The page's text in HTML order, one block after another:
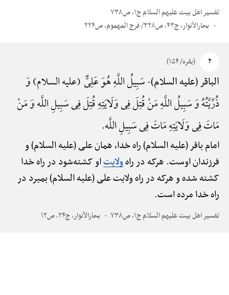
تفسیر اهل بیت علیهم السلام ج۱، ص۷۳۸
بحارالأنوار، ج۴۳، ص۳۲۸/ فرج المهموم، ص۲۲۴
۲ (بقره/ ۱۵۴)
الباقر (علیه السلام)-سَبِیلُ اللَّهِ هُوَ عَلِیٌّ (علیه السلام) وَ
ذُرِّیَّتُهُ وَ سَبِیلُ اللَّهِ مَنْ قُتِلَ فِی وَلَایَتِهِ قُتِلَ فِی سَبِیلِ اللَّه وَ مَنْ
مَاتَ فِی وَلَایَتِهِ مَاتَ فِی سَبِیلِ اللَّه.
امام باقر (علیه السلام) راه خدا، همان علی (علیه السلام) و
فرزندان اوست. هرکه در راهولایتاو کشته‌شود در راه خدا
کشته شده و هرکه در راه ولایت علی (علیه السلام) بمیرد در
راه خدا مرده است.
تفسیر اهل بیت علیهم السلام ج۱، ص۷۳۸ بحارالأنوار، ج۲۴، ص۱۲